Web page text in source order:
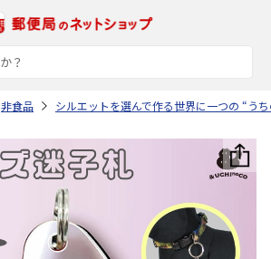
非食品 シルエットを選んで作る世界に一つの “う